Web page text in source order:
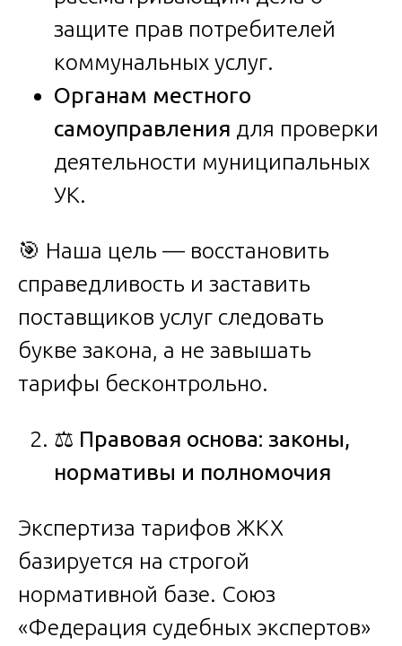
защите прав потребителей
коммунальных услуг.
Органам местного
самоуправления для проверки
деятельности муниципальных
УК.
🎯 Наша цель — восстановить
справедливость и заставить
поставщиков услуг следовать
букве закона, а не завышать
тарифы бесконтрольно.
⚖️ Правовая основа: законы,
нормативы и полномочия
Экспертиза тарифов ЖКХ
базируется на строгой
нормативной базе. Союз
«Федерация судебных экспертов»